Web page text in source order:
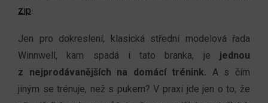
zip.
Jen pro dokreslení; klasická střední modelová řada
Winnwell, kam spadá i tato branka, je jednou
z nejprodávanějších na domácí trénink. A s čím
jiným se trénuje, než s pukem? V praxi jde jen o to, že